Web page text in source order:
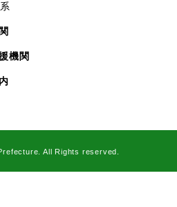
機関
All Rights reserved.